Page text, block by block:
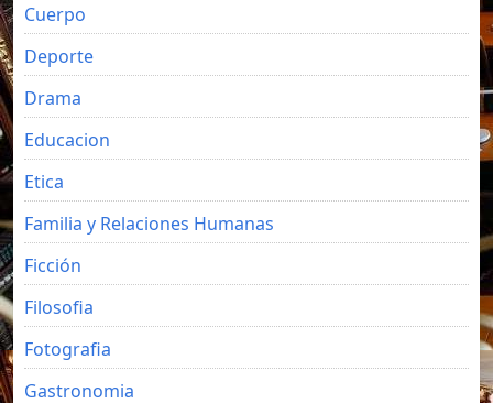
Cuerpo
Deporte
Drama
Educacion
Etica
Familia y Relaciones Humanas
Ficción
Filosofia
Fotografia
Gastronomia